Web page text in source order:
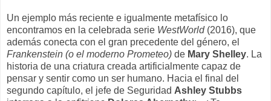
Un ejemplo más reciente e igualmente metafísico lo
encontramos en la celebrada serie WestWorld(2016), que
además conecta con el gran precedente del género, el
Frankenstein (o el moderno Prometeo) de Mary Shelley. La
historia de una criatura creada artificialmente capaz de
pensar y sentir como un ser humano. Hacia el final del
segundo capítulo, el jefe de Seguridad Ashley Stubbs